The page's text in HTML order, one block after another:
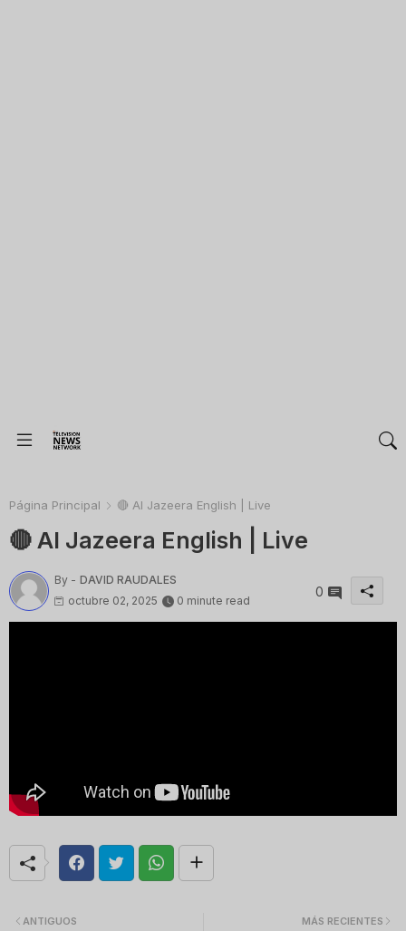
Página Principal 🔴 Al Jazeera English | Live
🔴 Al Jazeera English | Live
By - DAVID RAUDALES
octubre 02, 2025
0 minute read
0
MÁS RECIENTES
ANTIGUOS